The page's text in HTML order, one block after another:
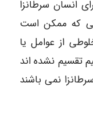
انسان سرطانزا
که ممکن است
از عوامل یا
تقسیم نشده اند
نمی باشند